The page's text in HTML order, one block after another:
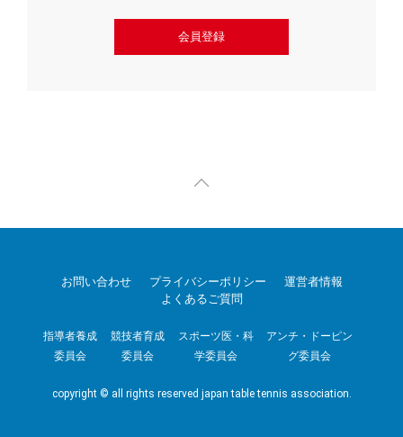
会員登録
お問い合わせ プライバシーポリシー
運営者情報
よくあるご質問
指導者養成
委員会
競技者育成
委員会
スポーツ医・科
学委員会
アンチ・ドーピン
グ委員会
copyright © all rights reserved japan table tennis association.